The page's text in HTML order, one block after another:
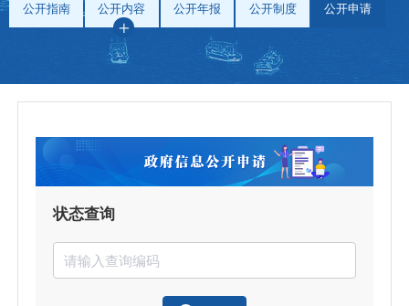
公开指南
公开内容
公开年报
公开制度
公开申请
状态查询